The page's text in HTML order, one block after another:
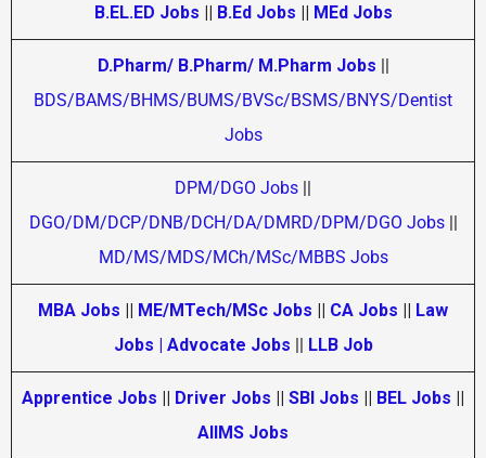
B.EL.ED Jobs || B.Ed Jobs || MEd Jobs
D.Pharm/ B.Pharm/ M.Pharm Jobs ||
BDS/BAMS/BHMS/BUMS/BVSc/BSMS/BNYS/Dentist
Jobs
DPM/DGO Jobs ||
DGO/DM/DCP/DNB/DCH/DA/DMRD/DPM/DGO Jobs||
MD/MS/MDS/MCh/MSc/MBBS Jobs
MBA Jobs || ME/MTech/MSc Jobs || CA Jobs || Law
Jobs | Advocate Jobs || LLB Job
Apprentice Jobs || Driver Jobs || SBI Jobs || BEL Jobs ||
AIIMS Jobs